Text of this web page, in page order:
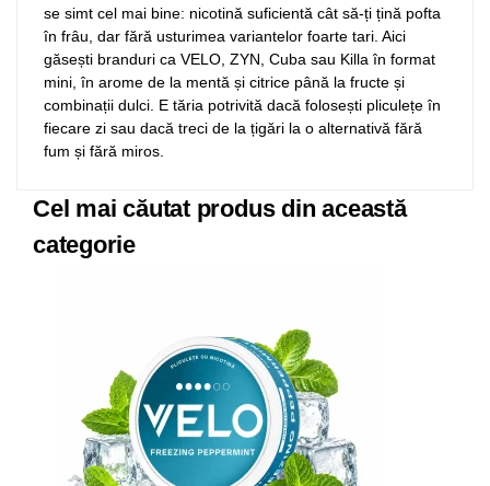
se simt cel mai bine: nicotină suficientă cât să-ți țină pofta
în frâu, dar fără usturimea variantelor foarte tari. Aici
găsești branduri ca VELO, ZYN, Cuba sau Killa în format
mini, în arome de la mentă și citrice până la fructe și
combinații dulci. E tăria potrivită dacă folosești pliculețe în
fiecare zi sau dacă treci de la țigări la o alternativă fără
fum și fără miros.
Cel mai căutat produs din această
categorie